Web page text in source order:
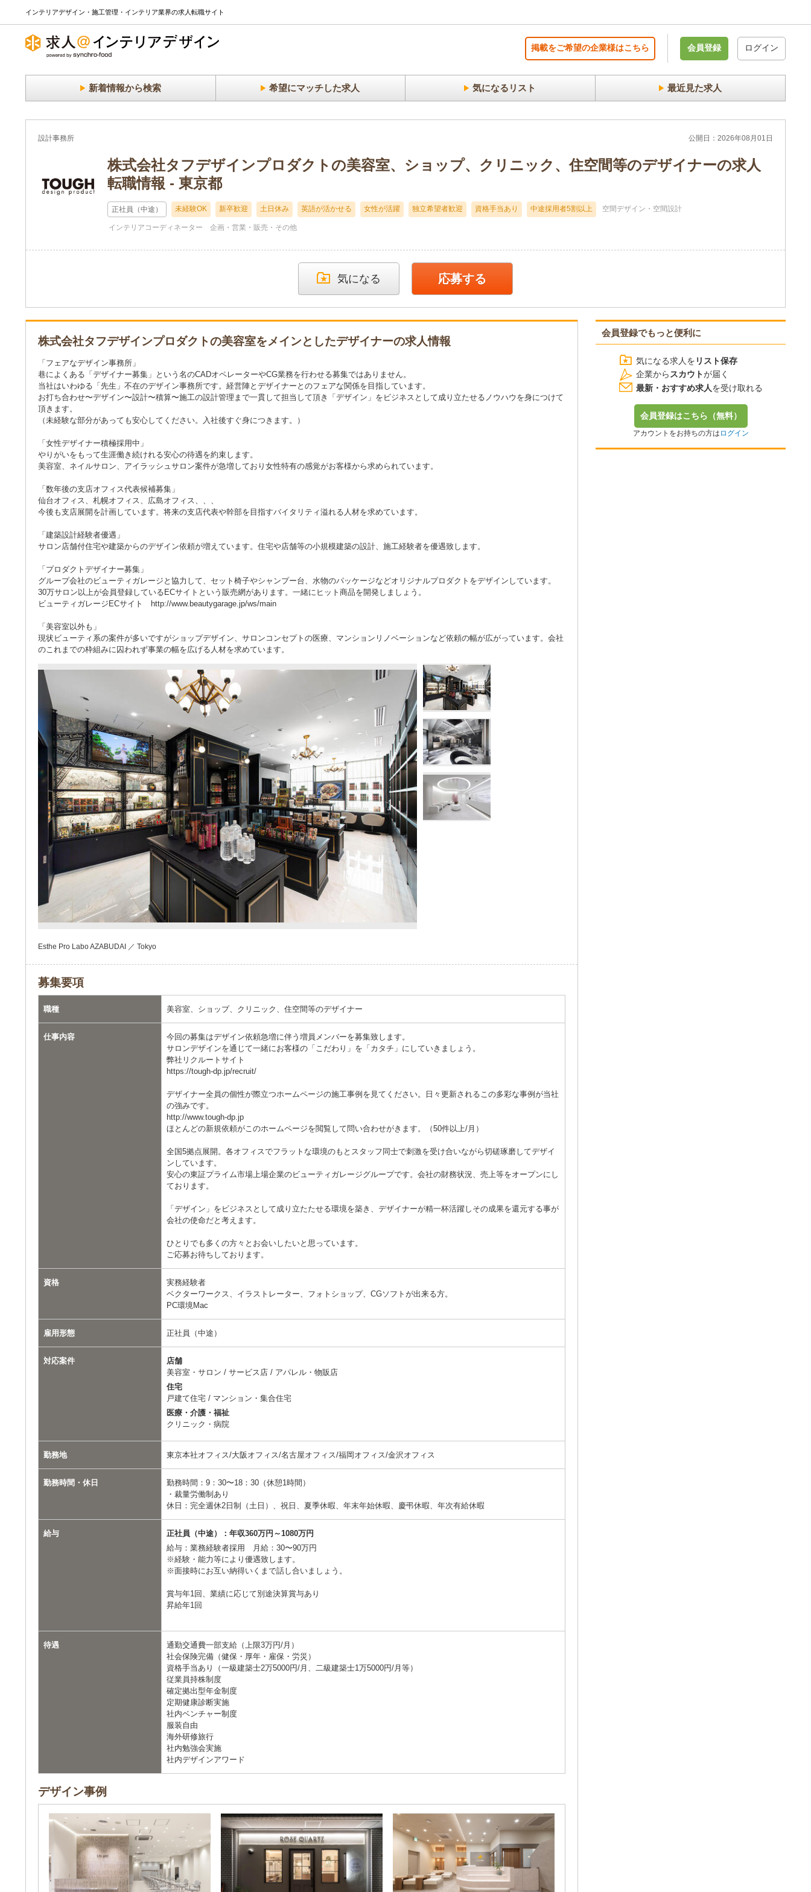
インテリアデザイン・施工管理・インテリア業界の求人転職サイト
掲載をご希望の企業様はこちら 会員登録 ログイン
新着情報から検索 希望にマッチした求人 気になるリスト 最近見た求人
設計事務所 公開日：2026年08月01日
株式会社タフデザインプロダクトの美容室、ショップ、クリニック、住空間等のデザイナーの求人
転職情報 - 東京都
正社員（中途） 未経験OK 新卒歓迎 土日休み 英語が活かせる 女性が活躍 独立希望者歓迎 資格手当あり 中途採用者5割以上 空間デザイン・空間設計
インテリアコーディネーター 企画・営業・販売・その他
気になる 応募する
株式会社タフデザインプロダクトの美容室をメインとしたデザイナーの求人情報
「フェアなデザイン事務所」
巷によくある「デザイナー募集」という名のCADオペレーターやCG業務を行わせる募集ではありません。
当社はいわゆる「先生」不在のデザイン事務所です。経営陣とデザイナーとのフェアな関係を目指しています。
お打ち合わせ〜デザイン〜設計〜積算〜施工の設計管理まで一貫して担当して頂き「デザイン」をビジネスとして成り立たせるノウハウを身につけて
頂きます。
（未経験な部分があっても安心してください。入社後すぐ身につきます。）
「女性デザイナー積極採用中」
やりがいをもって生涯働き続けれる安心の待遇を約束します。
美容室、ネイルサロン、アイラッシュサロン案件が急増しており女性特有の感覚がお客様から求められています。
「数年後の支店オフィス代表候補募集」
仙台オフィス、札幌オフィス、広島オフィス、、、
今後も支店展開を計画しています。将来の支店代表や幹部を目指すバイタリティ溢れる人材を求めています。
「建築設計経験者優遇」
サロン店舗付住宅や建築からのデザイン依頼が増えています。住宅や店舗等の小規模建築の設計、施工経験者を優遇致します。
「プロダクトデザイナー募集」
グループ会社のビューティガレージと協力して、セット椅子やシャンプー台、水物のパッケージなどオリジナルプロダクトをデザインしています。
30万サロン以上が会員登録しているECサイトという販売網があります。一緒にヒット商品を開発しましょう。
ビューティガレージECサイト http://www.beautygarage.jp/ws/main
「美容室以外も」
現状ビューティ系の案件が多いですがショップデザイン、サロンコンセプトの医療、マンションリノベーションなど依頼の幅が広がっています。会社
のこれまでの枠組みに囚われず事業の幅を広げる人材を求めています。
Esthe Pro Labo AZABUDAI ／ Tokyo
募集要項
職種 美容室、ショップ、クリニック、住空間等のデザイナー
仕事内容
今回の募集はデザイン依頼急増に伴う増員メンバーを募集致します。
サロンデザインを通じて一緒にお客様の「こだわり」を「カタチ」にしていきましょう。
弊社リクルートサイト
https://tough-dp.jp/recruit/
デザイナー全員の個性が際立つホームページの施工事例を見てください。日々更新されるこの多彩な事例が当社
の強みです。
http://www.tough-dp.jp
ほとんどの新規依頼がこのホームページを閲覧して問い合わせがきます。（50件以上/月）
全国5拠点展開。各オフィスでフラットな環境のもとスタッフ同士で刺激を受け合いながら切磋琢磨してデザイ
ンしています。
安心の東証プライム市場上場企業のビューティガレージグループです。会社の財務状況、売上等をオープンにし
ております。
「デザイン」をビジネスとして成り立たたせる環境を築き、デザイナーが精一杯活躍しその成果を還元する事が
会社の使命だと考えます。
ひとりでも多くの方々とお会いしたいと思っています。
ご応募お待ちしております。
資格
実務経験者
ベクターワークス、イラストレーター、フォトショップ、CGソフトが出来る方。
PC環境Mac
雇用形態 正社員（中途）
対応案件
店舗
美容室・サロン / サービス店 / アパレル・物販店
住宅
戸建て住宅 / マンション・集合住宅
医療・介護・福祉
クリニック・病院
勤務地 東京本社オフィス/大阪オフィス/名古屋オフィス/福岡オフィス/金沢オフィス
勤務時間・休日
勤務時間：9：30〜18：30（休憩1時間）
・裁量労働制あり
休日：完全週休2日制（土日）、祝日、夏季休暇、年末年始休暇、慶弔休暇、年次有給休暇
給与
正社員（中途）：年収360万円～1080万円
給与：業務経験者採用 月給：30〜90万円
※経験・能力等により優遇致します。
※面接時にお互い納得いくまで話し合いましょう。
賞与年1回、業績に応じて別途決算賞与あり
昇給年1回
待遇
通勤交通費一部支給（上限3万円/月）
社会保険完備（健保・厚年・雇保・労災）
資格手当あり（一級建築士2万5000円/月、二級建築士1万5000円/月等）
従業員持株制度
確定拠出型年金制度
定期健康診断実施
社内ベンチャー制度
服装自由
海外研修旅行
社内勉強会実施
社内デザインアワード
デザイン事例
会員登録でもっと便利に
気になる求人を リスト保存
企業から スカウトが届く
最新・おすすめ求人を受け取れる
会員登録はこちら（無料）
アカウントをお持ちの方は ログイン